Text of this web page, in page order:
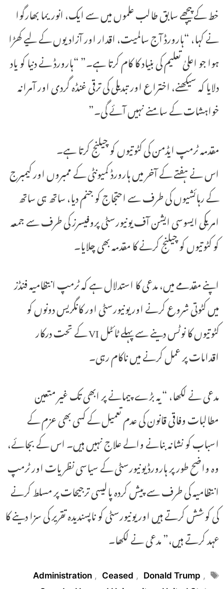
خط کے پیچھے سابق طالب علموں میں سے ایک، انوریما بھارگوا
نے کہا، “ہارورڈ آج سالمیت، اقدار اور آزادیوں کے لیے کھڑا
ہوا جو اعلیٰ تعلیم کی بنیاد کا کام کرتا ہے۔” “ہارورڈ نے دنیا کو یاد
دلایا کہ سیکھنے، اختراع اور تبدیلی کی ترقی غنڈہ گردی اور آمرانہ
خواہشات کے سامنے نہیں آئے گی۔”
مقدمہ ٹرمپ ایڈمن کی کٹوتیوں کو چیلنج کرتا ہے۔
اس نے ہفتے کے آخر میں ہارورڈ کمیونٹی کے ممبروں اور کیمبرج
کے رہائشیوں کی طرف سے احتجاج کو جنم دیا، ساتھ ہی ساتھ
امریکی ایسوسی ایشن آف یونیورسٹی پروفیسرز کی طرف سے جمعہ
کو کٹوتیوں کو چیلنج کرنے کا مقدمہ بھی چلایا۔
اپنے مقدمے میں، مدعی کا استدلال ہے کہ ٹرمپ انتظامیہ فنڈز
میں کٹوتی شروع کرنے اور یونیورسٹی اور کانگریس دونوں کو
کٹوتیوں کا نوٹس دینے سے پہلے ٹائٹل VI کے تحت درکار
اقدامات پر عمل کرنے میں ناکام رہی۔
مدعی نے لکھا، “یہ بڑے پیمانے پر ابھی تک غیر متعین
مطالبات وفاقی قانون کی عدم تعمیل کے کسی بھی عزم کے
اسباب کو نشانہ بنانے والے علاج نہیں ہیں۔ اس کے بجائے،
وہ واضح طور پر ہارورڈ یونیورسٹی کے سیاسی نظریات اور ٹرمپ
انتظامیہ کی طرف سے پیش کردہ پالیسی ترجیحات پر مسلط کرنے
کی کوشش کرتے ہیں اور یونیورسٹی کو ناپسندیدہ تقریر کی سزا دینے کا
عہد کرتے ہیں،” مدعی نے لکھا۔
Tags
Administration , Ceased , Donald Trump ,